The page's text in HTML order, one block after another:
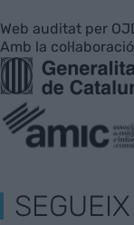
Web auditat per
Amb la